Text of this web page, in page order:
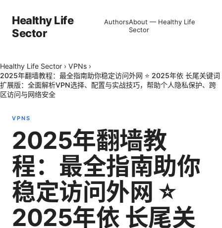
Healthy Life
Sector
AuthorsAbout — Healthy Life
Sector
Healthy Life Sector › VPNs ›
2025年翻墙教程：最全指南助你稳定访问外网 ⭐ 2025年依 长尾关键词
扩展版：全面解析VPN选择、配置与实战技巧，帮助个人隐私保护、跨
区访问与网络安全
VPNS
2025年翻墙教
程：最全指南助你
稳定访问外网 ⭐
2025年依 长尾关